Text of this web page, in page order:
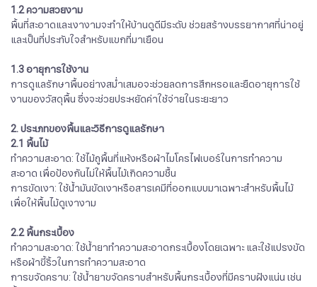
1.2 ความสวยงาม
พื้นที่สะอาดและเงางามจะทำให้บ้านดูดีมีระดับ ช่วยสร้างบรรยากาศที่น่าอยู่
และเป็นที่ประทับใจสำหรับแขกที่มาเยือน
1.3 อายุการใช้งาน
การดูแลรักษาพื้นอย่างสม่ำเสมอจะช่วยลดการสึกหรอและยืดอายุการใช้
งานของวัสดุพื้น ซึ่งจะช่วยประหยัดค่าใช้จ่ายในระยะยาว
2. ประเภทของพื้นและวิธีการดูแลรักษา
2.1 พื้นไม้
ทำความสะอาด: ใช้ไม้ถูพื้นที่แห้งหรือผ้าไมโครไฟเบอร์ในการทำความ
สะอาด เพื่อป้องกันไม่ให้พื้นไม้เกิดความชื้น
การขัดเงา: ใช้น้ำมันขัดเงาหรือสารเคมีที่ออกแบบมาเฉพาะสำหรับพื้นไม้
เพื่อให้พื้นไม้ดูเงางาม
2.2 พื้นกระเบื้อง
ทำความสะอาด: ใช้น้ำยาทำความสะอาดกระเบื้องโดยเฉพาะ และใช้แปรงขัด
หรือผ้าขี้ริ้วในการทำความสะอาด
การขจัดคราบ: ใช้น้ำยาขจัดคราบสำหรับพื้นกระเบื้องที่มีคราบฝังแน่น เช่น